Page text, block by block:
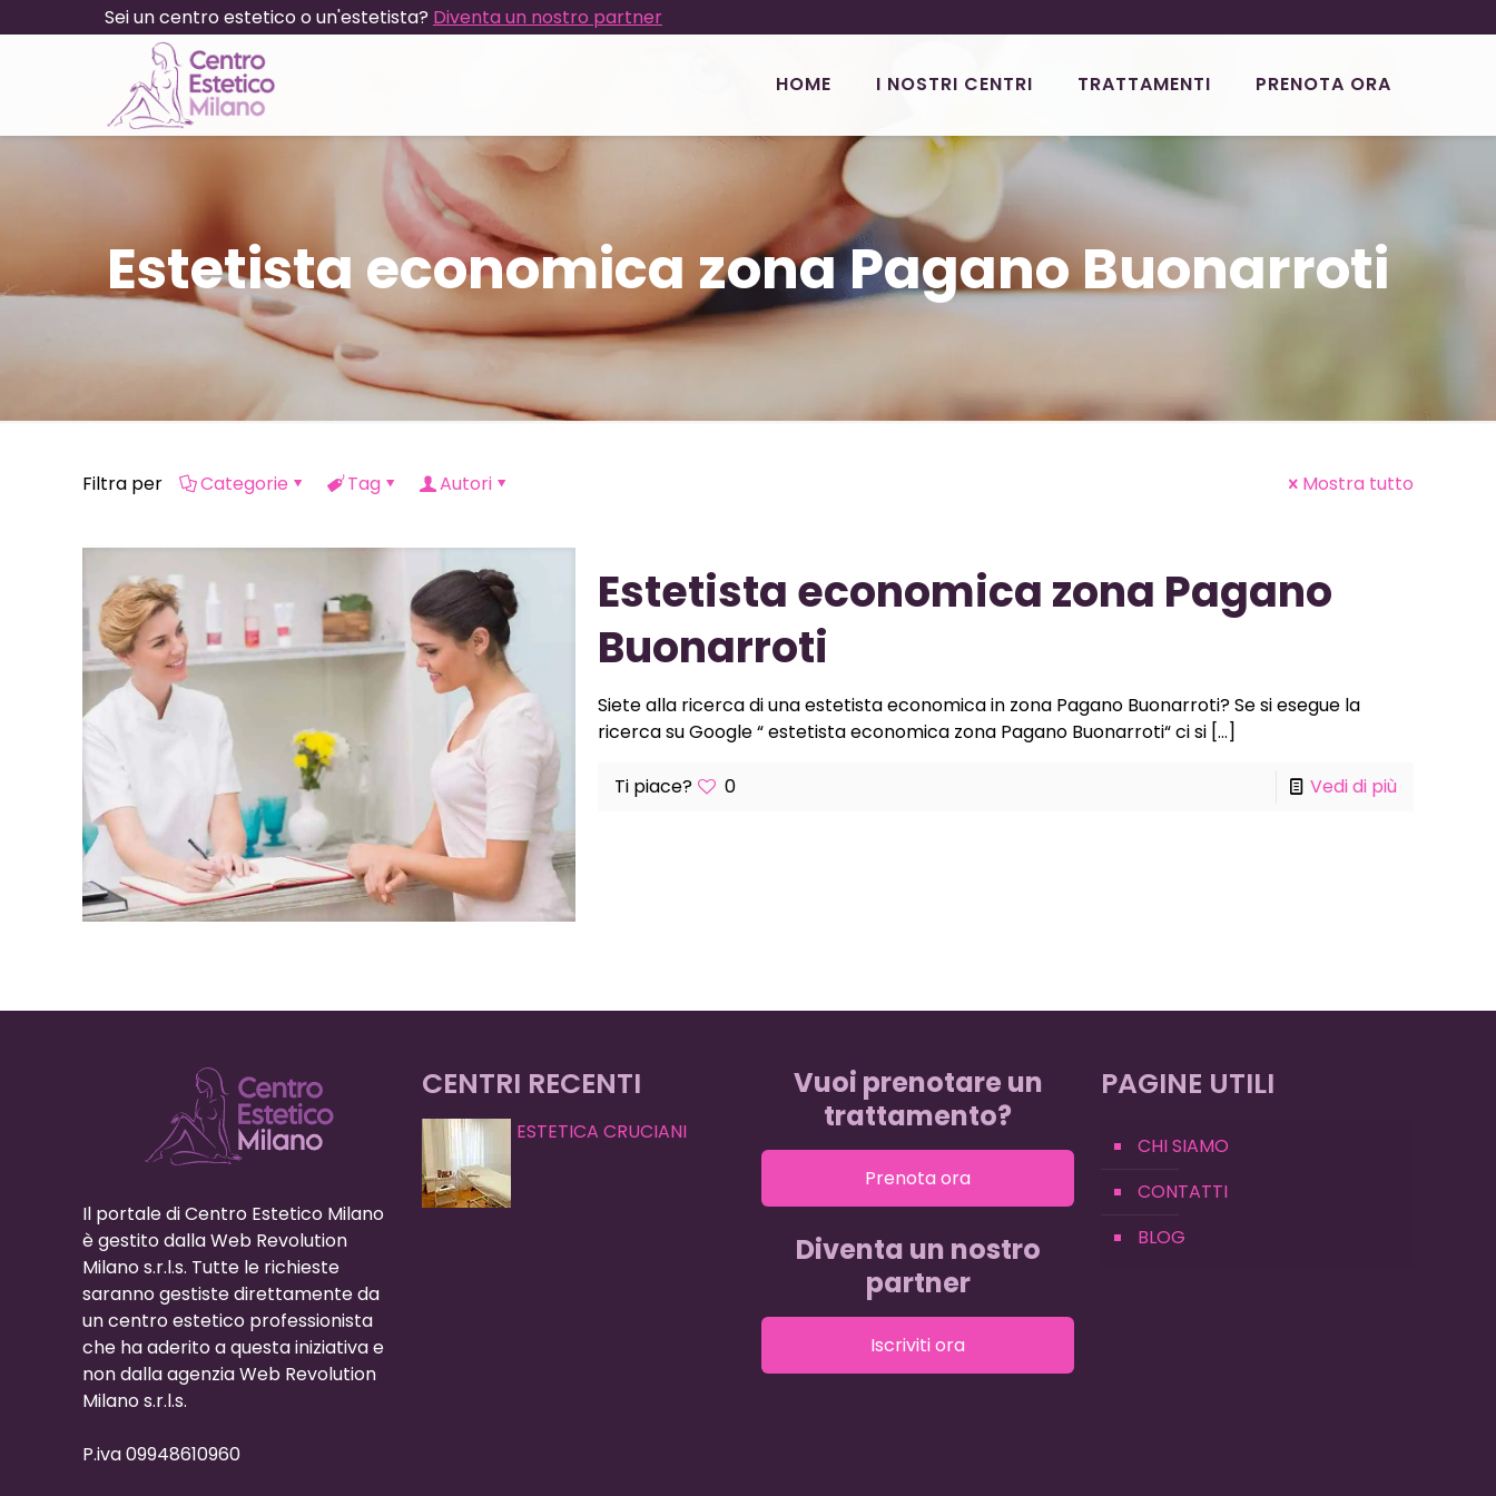
Sei un centro estetico o un'estetista? Diventa un nostro partner
HOME I NOSTRI CENTRI TRATTAMENTI PRENOTA ORA
Estetista economica zona Pagano Buonarroti
Filtra per Categorie Tag Autori Mostra tutto
Estetista economica zona Pagano
Buonarroti
Siete alla ricerca di una estetista economica in zona Pagano Buonarroti? Se si esegue la
ricerca su Google “ estetista economica zona Pagano Buonarroti“ ci si[…]
Ti piace? 0 Vedi di più
Il portale di Centro Estetico Milano
è gestito dalla Web Revolution
Milano s.r.l.s. Tutte le richieste
saranno gestiste direttamente da
un centro estetico professionista
che ha aderito a questa iniziativa e
non dalla agenzia Web Revolution
Milano s.r.l.s.
P.iva 09948610960
CENTRI RECENTI
ESTETICA CRUCIANI
Vuoi prenotare un
trattamento?
Prenota ora
Diventa un nostro
partner
Iscriviti ora
PAGINE UTILI
CHI SIAMO
CONTATTI
BLOG